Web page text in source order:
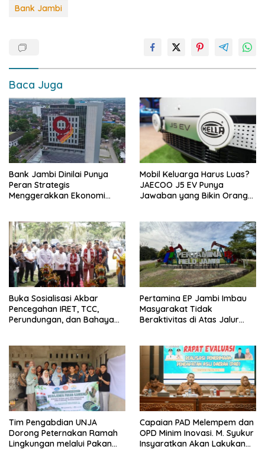
e
o
k
at
p
p
n
Bank Jambi
Baca Juga
Bank Jambi Dinilai Punya
Peran Strategis
Menggerakkan Ekonomi
Mobil Keluarga Harus Luas?
JAECOO J5 EV Punya
Jawaban yang Bikin Orang
Buka Sosialisasi Akbar
Pencegahan IRET, TCC,
Perundungan, dan Bahaya
bisa jaga diri, 60% masa
depan sudah ada di tangan”
Pertamina EP Jambi Imbau
Masyarakat Tidak
Beraktivitas di Atas Jalur
Tim Pengabdian UNJA
Dorong Peternakan Ramah
Lingkungan melalui Pakan
Capaian PAD Melempem dan
OPD Minim Inovasi. M. Syukur
Insyaratkan Akan Lakukan